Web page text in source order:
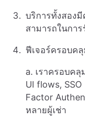
บริการทั้งสอง
สามารถในกา
ฟีเจอร์ครอบค
a. เราครอบค
UI flows,
Factor
หลายผู้เช่า